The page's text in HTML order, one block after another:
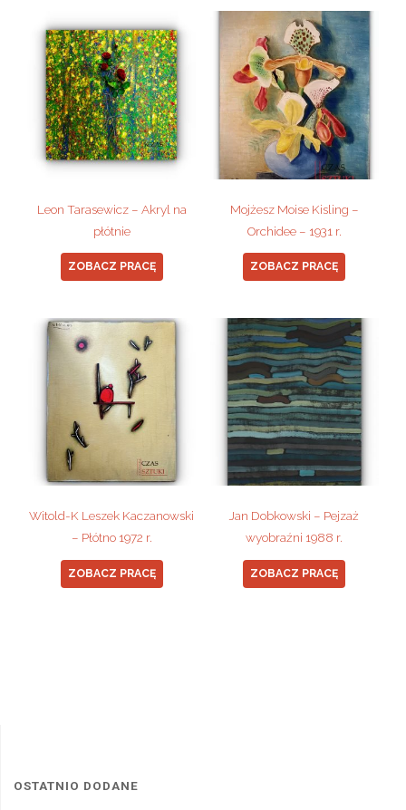
Leon Tarasewicz – Akryl na
płótnie
ZOBACZ PRACĘ
Mojżesz Moise Kisling –
Orchidee – 1931 r.
ZOBACZ PRACĘ
Witold-K Leszek Kaczanowski
– Płótno 1972 r.
ZOBACZ PRACĘ
Jan Dobkowski – Pejzaż
wyobraźni 1988 r.
ZOBACZ PRACĘ
OSTATNIO DODANE